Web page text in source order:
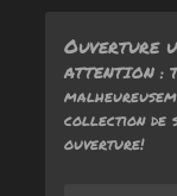
Ouverture
ATTENTION
collection de
ouverture!